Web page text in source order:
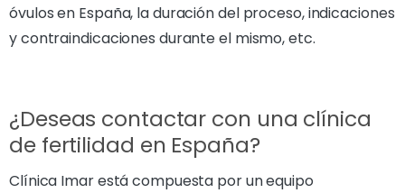
óvulos en España, la duración del proceso, indicaciones
y contraindicaciones durante el mismo, etc.
¿Deseas contactar con una clínica
de fertilidad en España?
Clínica Imar está compuesta por un equipo